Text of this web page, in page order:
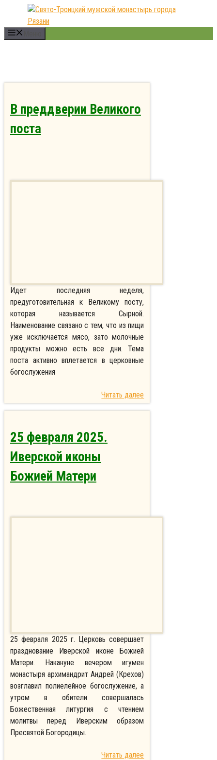
Перейти
содержимому
В преддверии Великого
поста
Идет последняя неделя,
предуготовительная к Великому посту,
которая называется Сырной.
Наименование связано с тем, что из пищи
уже исключается мясо, зато молочные
продукты можно есть все дни. Тема
поста активно вплетается в церковные
богослужения
Читать далее
25 февраля 2025.
Иверской иконы
Божией Матери
25 февраля 2025 г. Церковь совершает
празднование Иверской иконе Божией
Матери. Накануне вечером игумен
монастыря архимандрит Андрей (Крехов)
возглавил полиелейное богослужение, а
утром в обители совершалась
Божественная литургия с чтением
молитвы перед Иверским образом
Пресвятой Богородицы.
Читать далее